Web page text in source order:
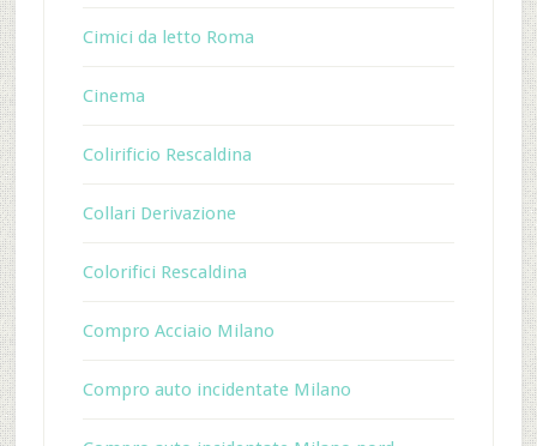
Cimici da letto Roma
Cinema
Colirificio Rescaldina
Collari Derivazione
Colorifici Rescaldina
Compro Acciaio Milano
Compro auto incidentate Milano